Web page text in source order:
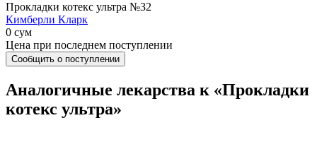
Прокладки котекс ультра №32
Кимберли Кларк
0 сум
Цена при последнем поступлении
Сообщить о поступлении
Аналогичные лекарства к «Прокладки
котекс ультра»